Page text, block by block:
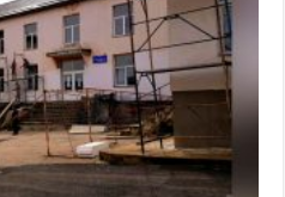
– 04.08.2026 – str. Văliugului și
– 04.08.2026 – avarie – Calea